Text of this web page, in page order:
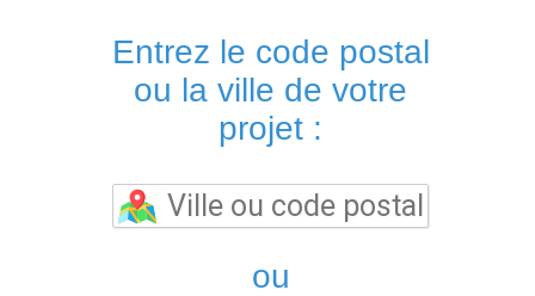
Entrez le code postal
ou la ville de votre
projet :
ou